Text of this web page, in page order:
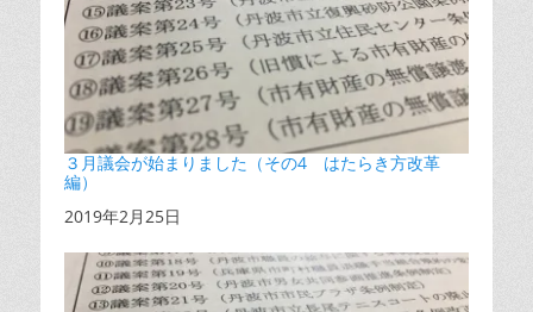
３月議会が始まりました（その4 はたらき方改革
編）
日付
2019年2月25日